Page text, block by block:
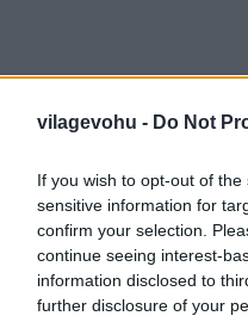
vilagevohu - Do Not
If you wish to opt-out of
sensitive information for
confirm your selection.
continue seeing interest-
information disclosed to
further disclosure of your